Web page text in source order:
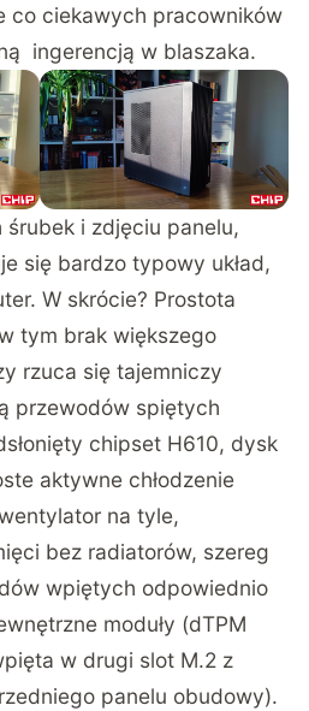
co ciekawych pracowników
ingerencją w blaszaka.
i zdjęciu panelu,
się bardzo typowy układ,
W skrócie? Prostota
tym brak większego
rzuca się tajemniczy
przewodów spiętych
chipset H610, dysk
aktywne chłodzenie
na tyle,
bez radiatorów, szereg
wpiętych odpowiednio
moduły (dTPM
w drugi slot M.2 z
panelu obudowy).